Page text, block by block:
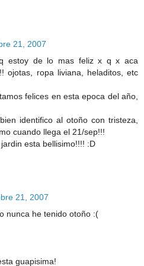
21, 2007
estoy de lo mas feliz x q x aca
ojotas, ropa liviana, heladitos, etc
felices en esta epoca del año,
identifico al otoño con tristeza,
cuando llega el 21/sep!!!
esta bellisimo!!!! :D
21, 2007
nunca he tenido otoño :(
guapisima!